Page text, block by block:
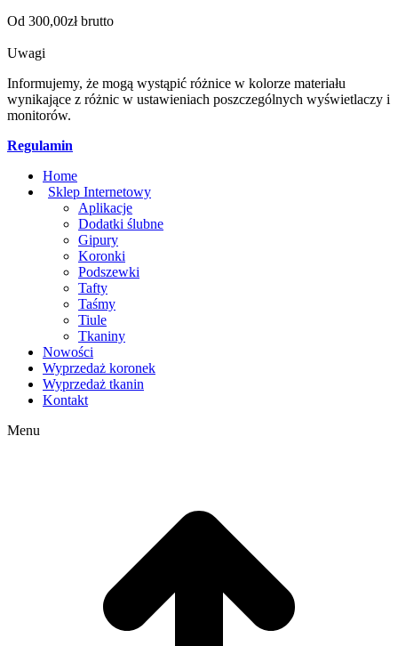
Od 300,00zł brutto
Uwagi
Informujemy, że mogą wystąpić różnice w kolorze materiału
wynikające z różnic w ustawieniach poszczególnych wyświetlaczy i
monitorów.
Regulamin
Home
Sklep Internetowy
Aplikacje
Dodatki ślubne
Gipury
Koronki
Podszewki
Tafty
Taśmy
Tiule
Tkaniny
Nowości
Wyprzedaż koronek
Wyprzedaż tkanin
Kontakt
Menu